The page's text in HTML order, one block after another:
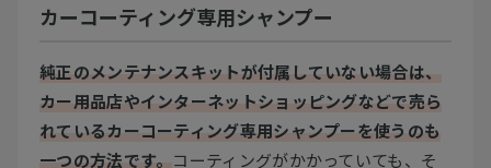
カーコーティング専用シャンプー
純正のメンテナンスキットが付属していない場合は、
カー用品店やインターネットショッピングなどで売ら
れているカーコーティング専用シャンプーを使うのも
一つの方法です。 コーティングがかかっていても、そ